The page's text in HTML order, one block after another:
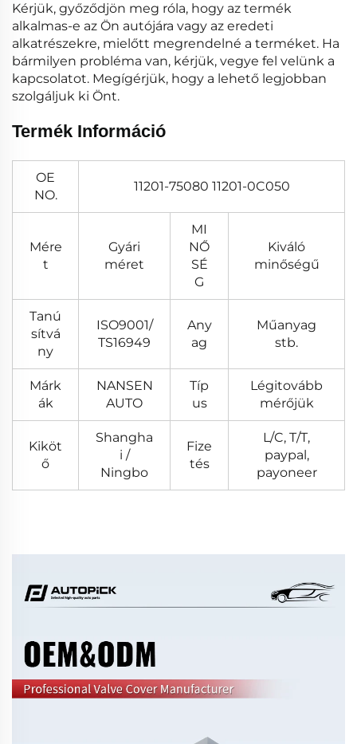
Kérjük, győződjön meg róla, hogy az termék
alkalmas-e az Ön autójára vagy az eredeti
alkatrészekre, mielőtt megrendelné a terméket. Ha
bármilyen probléma van, kérjük, vegye fel velünk a
kapcsolatot. Megígérjük, hogy a lehető legjobban
szolgáljuk ki Önt.
Termék Információ
OE
NO.
11201-75080 11201-0C050
Mére
t
Gyári
méret
MI
NŐ
SÉ
G
Kiváló
minőségű
Tanú
sítvá
ny
ISO9001/
TS16949
Any
ag
Műanyag
stb.
Márk
ák
NANSEN
AUTO
Típ
us
Légitovább
mérőjük
Kiköt
ő
Shangha
i /
Ningbo
Fize
tés
L/C, T/T,
paypal,
payoneer